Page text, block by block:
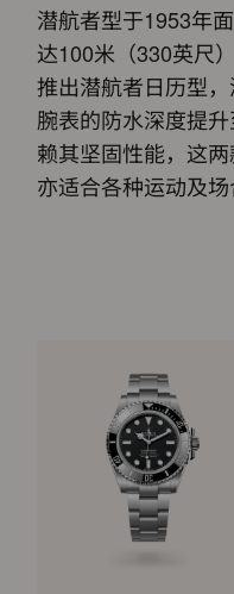
潜航者型于1953年
达100米（330英尺
推出潜航者日历型
腕表的防水深度提
赖其坚固性能，这两
亦适合各种运动及场